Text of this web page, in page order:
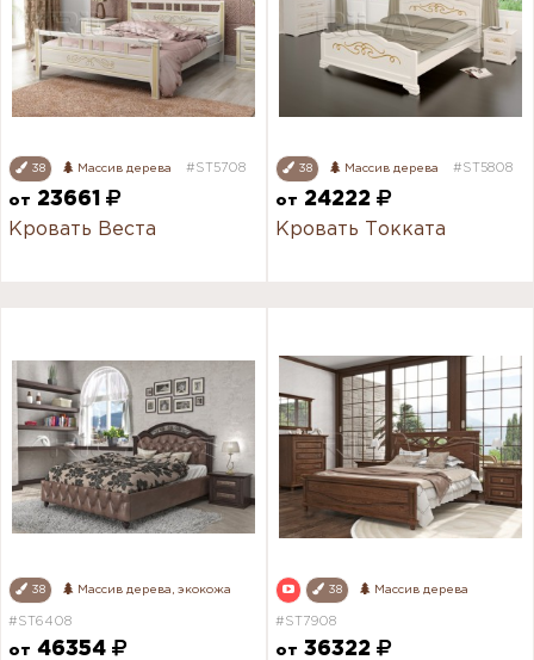
38 Массив дерева #ST5708
от
23661
Кровать Веста
38 Массив дерева #ST5808
от
24222
Кровать Токката
38 Массив дерева, экокожа
#ST6408
от 46354
38 Массив дерева
#ST7908
от 36322